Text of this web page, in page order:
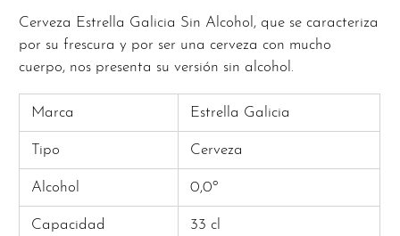
Cerveza Estrella Galicia Sin Alcohol, que se caracteriza
por su frescura y por ser una cerveza con mucho
cuerpo, nos presenta su versión sin alcohol.
Marca Estrella Galicia
Tipo Cerveza
Alcohol 0,0º
Capacidad 33 cl